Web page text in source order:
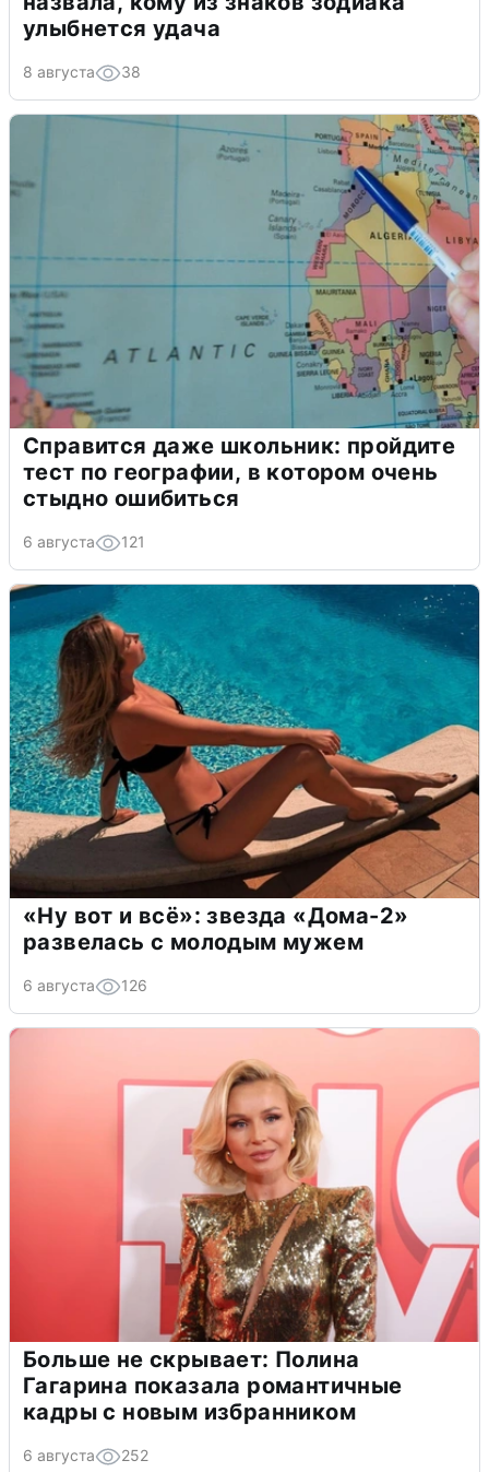
улыбнется удача
8 августа 38
Справится даже школьник: пройдите
тест по географии, в котором очень
стыдно ошибиться
6 августа 121
«Ну вот и всё»: звезда «Дома-2»
развелась с молодым мужем
6 августа 126
Больше не скрывает: Полина
Гагарина показала романтичные
кадры с новым избранником
6 августа 252